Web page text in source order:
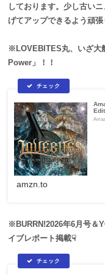
しております。少し古い
げてアップできるよう頑
※LOVEBITES丸、いざ大
Power」！！
amzn.to
※BURRN!2026年6月号＆
イブレポート掲載☟